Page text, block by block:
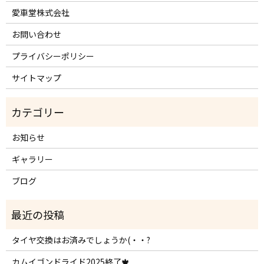
愛車堂株式会社
お問い合わせ
プライバシーポリシー
サイトマップ
お知らせ
ギャラリー
ブログ
タイヤ交換はお済みでしょうか(・・?